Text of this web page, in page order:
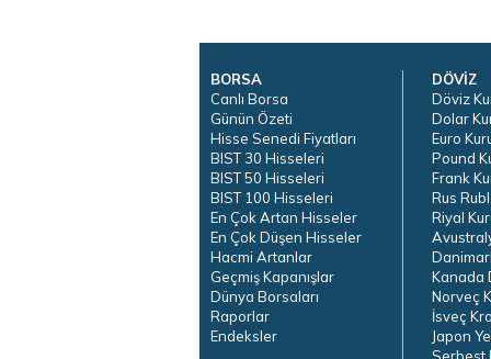
BORSA
Canlı Borsa
Günün Özeti
Hisse Senedi Fiyatları
BIST 30 Hisseleri
BIST 50 Hisseleri
BIST 100 Hisseleri
En Çok Artan Hisseler
En Çok Düşen Hisseler
Hacmi Artanlar
Geçmiş Kapanışlar
Dünya Borsaları
Raporlar
Endeksler
DÖVİZ
Döviz
Dolar
Euro
Pound
Frank
Rus
Riyal
Kanada
Norveç
İsveç
Japon
Serbest